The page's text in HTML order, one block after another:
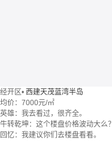
经开区• 西建天茂蓝湾半岛
均价： 7000元/㎡
英雄：我去看过，很齐全。
牛转乾坤：这个楼盘价格波动大么？
回忆：我建议你们去楼盘看看。